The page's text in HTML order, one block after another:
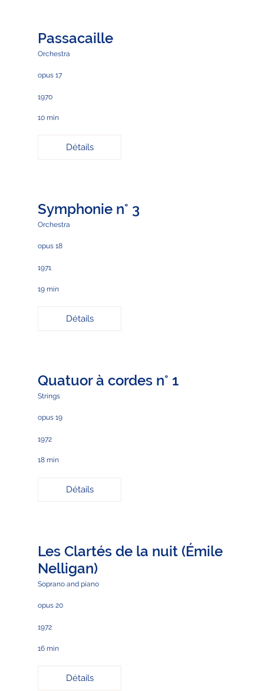
Passacaille
Orchestra
opus 17
1970
10 min
Détails
Symphonie n° 3
Orchestra
opus 18
1971
19 min
Détails
Quatuor à cordes n° 1
Strings
opus 19
1972
18 min
Détails
Les Clartés de la nuit (Émile
Nelligan)
Soprano and piano
opus 20
1972
16 min
Détails